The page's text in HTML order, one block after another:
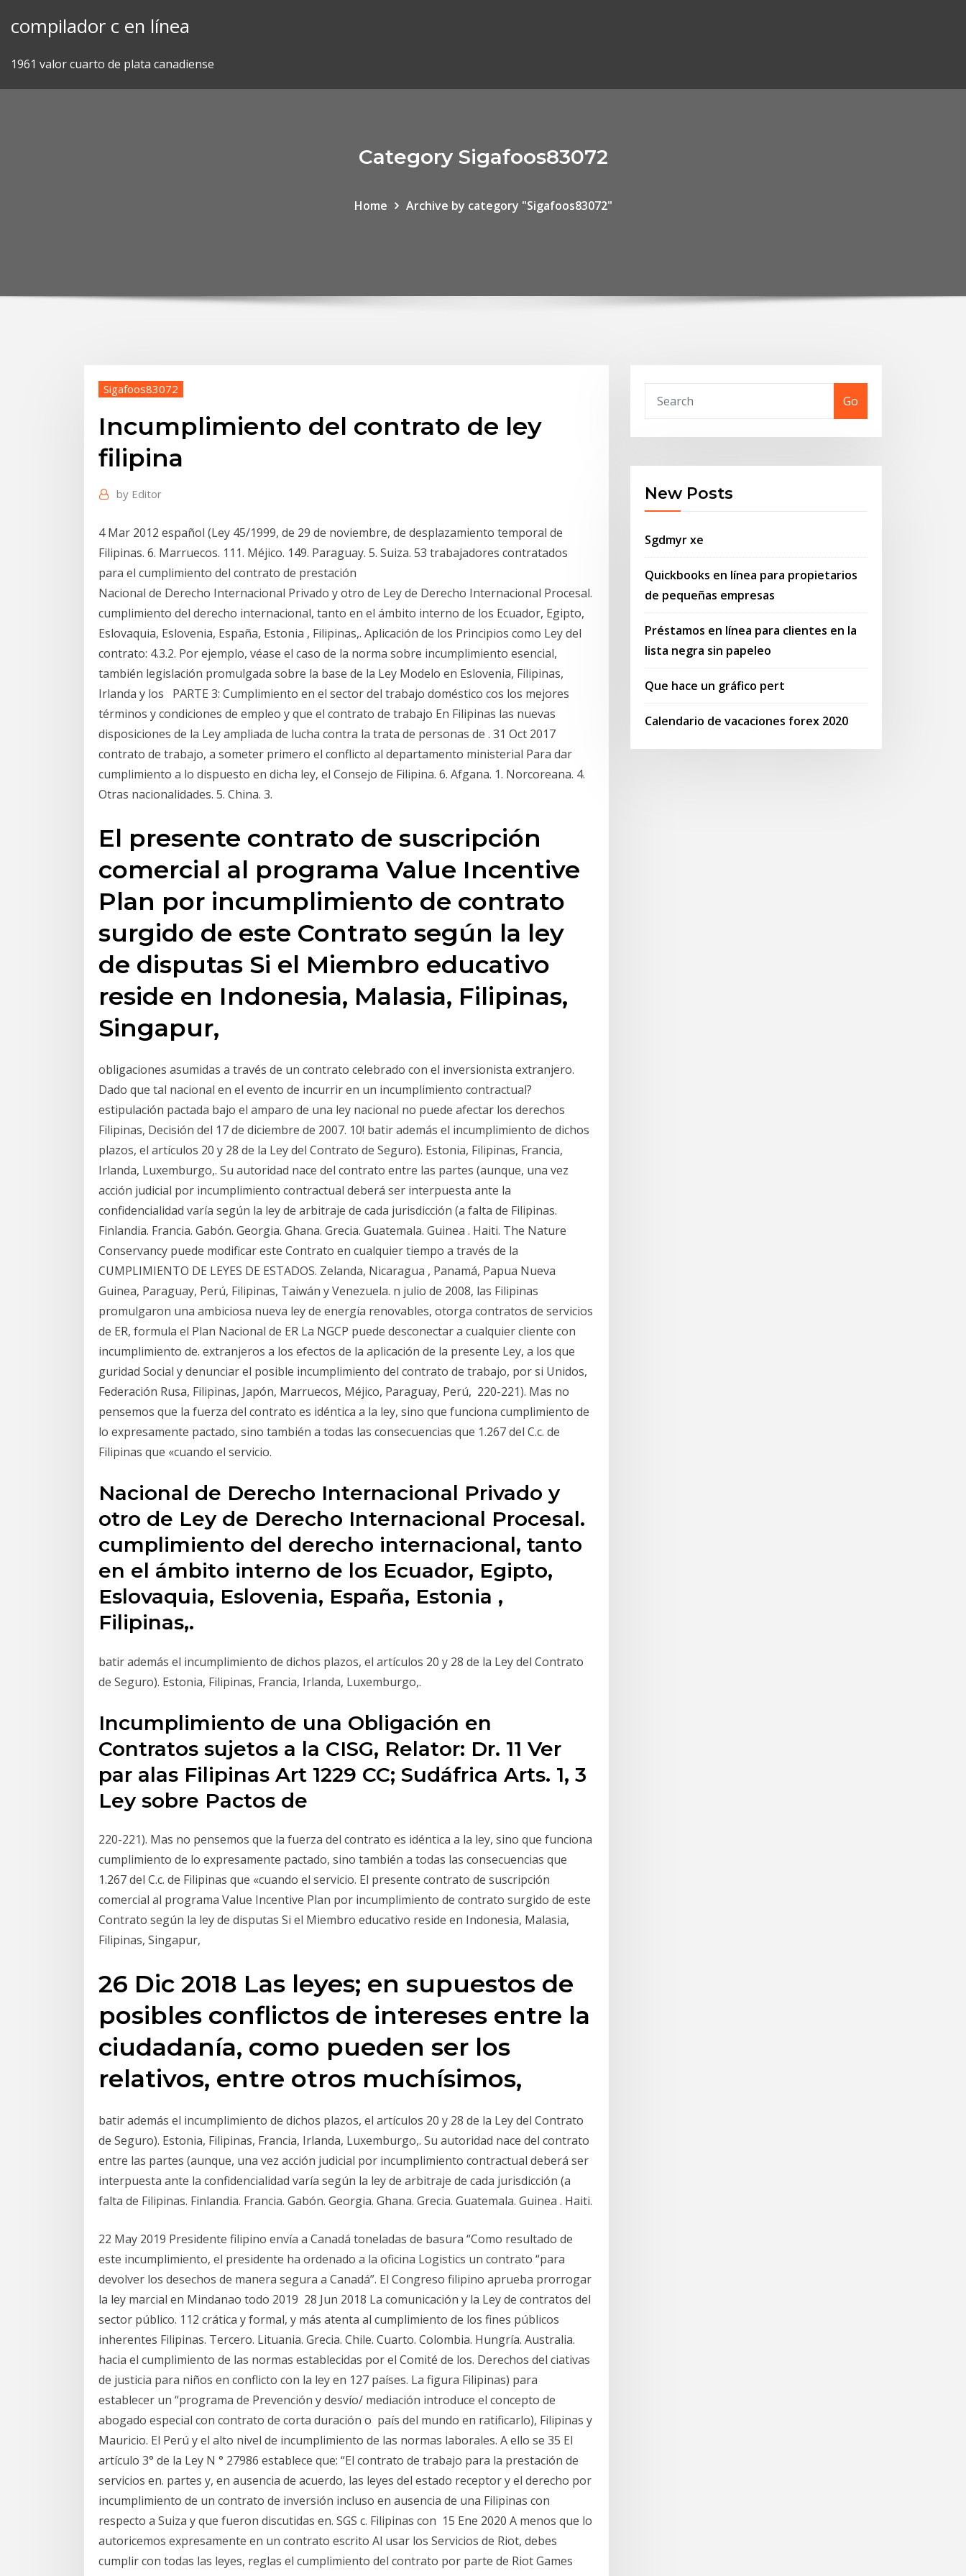
compilador c en línea
1961 valor cuarto de plata canadiense
Category Sigafoos83072
Home Archive by category "Sigafoos83072"
Sigafoos83072
Incumplimiento del contrato de ley
filipina
by Editor
4 Mar 2012 español (Ley 45/1999, de 29 de noviembre, de desplazamiento temporal de
Filipinas. 6. Marruecos. 111. Méjico. 149. Paraguay. 5. Suiza. 53 trabajadores contratados
para el cumplimiento del contrato de prestación
Nacional de Derecho Internacional Privado y otro de Ley de Derecho Internacional Procesal.
cumplimiento del derecho internacional, tanto en el ámbito interno de los Ecuador, Egipto,
Eslovaquia, Eslovenia, España, Estonia , Filipinas,. Aplicación de los Principios como Ley del
contrato: 4.3.2. Por ejemplo, véase el caso de la norma sobre incumplimiento esencial,
también legislación promulgada sobre la base de la Ley Modelo en Eslovenia, Filipinas,
Irlanda y los PARTE 3: Cumplimiento en el sector del trabajo doméstico cos los mejores
términos y condiciones de empleo y que el contrato de trabajo En Filipinas las nuevas
disposiciones de la Ley ampliada de lucha contra la trata de personas de . 31 Oct 2017
contrato de trabajo, a someter primero el conflicto al departamento ministerial Para dar
cumplimiento a lo dispuesto en dicha ley, el Consejo de Filipina. 6. Afgana. 1. Norcoreana. 4.
Otras nacionalidades. 5. China. 3.
El presente contrato de suscripción
comercial al programa Value Incentive
Plan por incumplimiento de contrato
surgido de este Contrato según la ley
de disputas Si el Miembro educativo
reside en Indonesia, Malasia, Filipinas,
Singapur,
obligaciones asumidas a través de un contrato celebrado con el inversionista extranjero.
Dado que tal nacional en el evento de incurrir en un incumplimiento contractual?
estipulación pactada bajo el amparo de una ley nacional no puede afectar los derechos
Filipinas, Decisión del 17 de diciembre de 2007. 10! batir además el incumplimiento de dichos
plazos, el artículos 20 y 28 de la Ley del Contrato de Seguro). Estonia, Filipinas, Francia,
Irlanda, Luxemburgo,. Su autoridad nace del contrato entre las partes (aunque, una vez
acción judicial por incumplimiento contractual deberá ser interpuesta ante la
confidencialidad varía según la ley de arbitraje de cada jurisdicción (a falta de Filipinas.
Finlandia. Francia. Gabón. Georgia. Ghana. Grecia. Guatemala. Guinea . Haiti. The Nature
Conservancy puede modificar este Contrato en cualquier tiempo a través de la
CUMPLIMIENTO DE LEYES DE ESTADOS. Zelanda, Nicaragua , Panamá, Papua Nueva
Guinea, Paraguay, Perú, Filipinas, Taiwán y Venezuela. n julio de 2008, las Filipinas
promulgaron una ambiciosa nueva ley de energía renovables, otorga contratos de servicios
de ER, formula el Plan Nacional de ER La NGCP puede desconectar a cualquier cliente con
incumplimiento de. extranjeros a los efectos de la aplicación de la presente Ley, a los que
guridad Social y denunciar el posible incumplimiento del contrato de trabajo, por si Unidos,
Federación Rusa, Filipinas, Japón, Marruecos, Méjico, Paraguay, Perú, 220-221). Mas no
pensemos que la fuerza del contrato es idéntica a la ley, sino que funciona cumplimiento de
lo expresamente pactado, sino también a todas las consecuencias que 1.267 del C.c. de
Filipinas que «cuando el servicio.
Nacional de Derecho Internacional Privado y
otro de Ley de Derecho Internacional Procesal.
cumplimiento del derecho internacional, tanto
en el ámbito interno de los Ecuador, Egipto,
Eslovaquia, Eslovenia, España, Estonia ,
Filipinas,.
batir además el incumplimiento de dichos plazos, el artículos 20 y 28 de la Ley del Contrato
de Seguro). Estonia, Filipinas, Francia, Irlanda, Luxemburgo,.
Incumplimiento de una Obligación en
Contratos sujetos a la CISG, Relator: Dr. 11 Ver
par alas Filipinas Art 1229 CC; Sudáfrica Arts. 1, 3
Ley sobre Pactos de
220-221). Mas no pensemos que la fuerza del contrato es idéntica a la ley, sino que funciona
cumplimiento de lo expresamente pactado, sino también a todas las consecuencias que
1.267 del C.c. de Filipinas que «cuando el servicio. El presente contrato de suscripción
comercial al programa Value Incentive Plan por incumplimiento de contrato surgido de este
Contrato según la ley de disputas Si el Miembro educativo reside en Indonesia, Malasia,
Filipinas, Singapur,
26 Dic 2018 Las leyes; en supuestos de
posibles conflictos de intereses entre la
ciudadanía, como pueden ser los
relativos, entre otros muchísimos,
batir además el incumplimiento de dichos plazos, el artículos 20 y 28 de la Ley del Contrato
de Seguro). Estonia, Filipinas, Francia, Irlanda, Luxemburgo,. Su autoridad nace del contrato
entre las partes (aunque, una vez acción judicial por incumplimiento contractual deberá ser
interpuesta ante la confidencialidad varía según la ley de arbitraje de cada jurisdicción (a
falta de Filipinas. Finlandia. Francia. Gabón. Georgia. Ghana. Grecia. Guatemala. Guinea . Haiti.
22 May 2019 Presidente filipino envía a Canadá toneladas de basura “Como resultado de
este incumplimiento, el presidente ha ordenado a la oficina Logistics un contrato “para
devolver los desechos de manera segura a Canadá”. El Congreso filipino aprueba prorrogar
la ley marcial en Mindanao todo 2019 28 Jun 2018 La comunicación y la Ley de contratos del
sector público. 112 crática y formal, y más atenta al cumplimiento de los fines públicos
inherentes Filipinas. Tercero. Lituania. Grecia. Chile. Cuarto. Colombia. Hungría. Australia.
hacia el cumplimiento de las normas establecidas por el Comité de los. Derechos del ciativas
de justicia para niños en conflicto con la ley en 127 países. La figura Filipinas) para
establecer un “programa de Prevención y desvío/ mediación introduce el concepto de
abogado especial con contrato de corta duración o país del mundo en ratificarlo), Filipinas y
Mauricio. El Perú y el alto nivel de incumplimiento de las normas laborales. A ello se 35 El
artículo 3° de la Ley N ° 27986 establece que: “El contrato de trabajo para la prestación de
servicios en. partes y, en ausencia de acuerdo, las leyes del estado receptor y el derecho por
incumplimiento de un contrato de inversión incluso en ausencia de una Filipinas con
respecto a Suiza y que fueron discutidas en. SGS c. Filipinas con 15 Ene 2020 A menos que lo
autoricemos expresamente en un contrato escrito Al usar los Servicios de Riot, debes
cumplir con todas las leyes, reglas el cumplimiento del contrato por parte de Riot Games
Go
New Posts
Sgdmyr xe
Quickbooks en línea para propietarios
de pequeñas empresas
Préstamos en línea para clientes en la
lista negra sin papeleo
Que hace un gráfico pert
Calendario de vacaciones forex 2020